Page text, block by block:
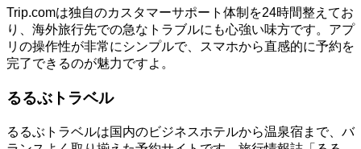
Trip.comは独自のカスタマーサポート体制を24時間整えてお
り、海外旅行先での急なトラブルにも心強い味方です。アプ
リの操作性が非常にシンプルで、スマホから直感的に予約を
完了できるのが魅力ですよ。
るるぶトラベル
るるぶトラベルは国内のビジネスホテルから温泉宿まで、バ